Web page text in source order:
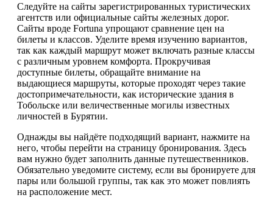
Следуйте на сайты зарегистрированных туристических
агентств или официальные сайты железных дорог.
Сайты вроде Fortuna упрощают сравнение цен на
билеты и классов. Уделите время изучению вариантов,
так как каждый маршрут может включать разные классы
с различным уровнем комфорта. Прокручивая
доступные билеты, обращайте внимание на
выдающиеся маршруты, которые проходят через такие
достопримечательности, как исторические здания в
Тобольске или величественные могилы известных
личностей в Бурятии.
Однажды вы найдёте подходящий вариант, нажмите на
него, чтобы перейти на страницу бронирования. Здесь
вам нужно будет заполнить данные путешественников.
Обязательно уведомите систему, если вы бронируете для
пары или большой группы, так как это может повлиять
на расположение мест.